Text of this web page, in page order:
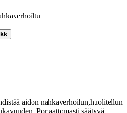
aidon nahkaverhoilun,huolitellun
Portaattomasti säätyvä